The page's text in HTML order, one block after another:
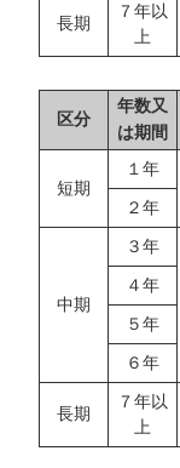
長期
７年以
上
区分
年数又
は期間
短期
１年
２年
中期
３年
４年
５年
６年
長期
７年以
上